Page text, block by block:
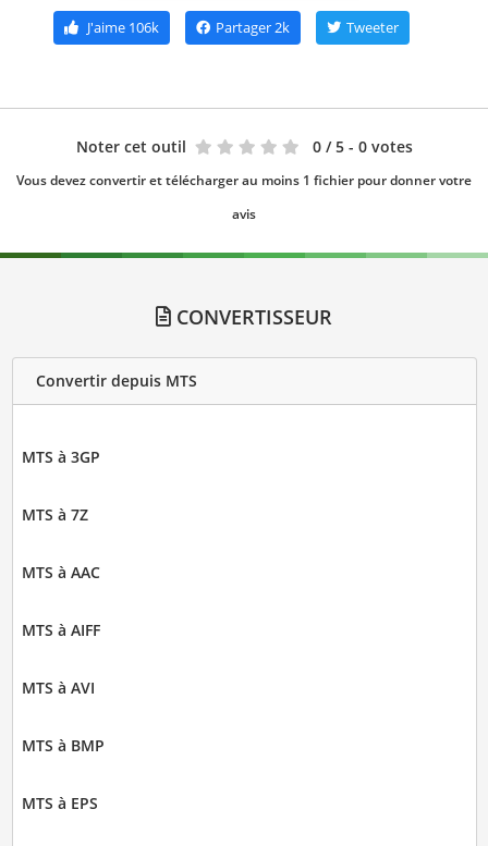
J'aime106k Partager2k Tweeter
Noter cet outil 0 / 5 - 0 votes
Vous devez convertir et télécharger au moins 1 fichier pour donner votre
avis
CONVERTISSEUR
Convertir depuis MTS
MTS à 3GP
MTS à 7Z
MTS à AAC
MTS à AIFF
MTS à AVI
MTS à BMP
MTS à EPS